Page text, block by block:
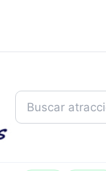
Buscar